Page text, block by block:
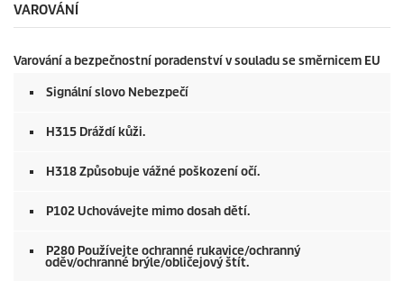
VAROVÁNÍ
Varování a bezpečnostní poradenství v souladu se směrnicem EU
Signální slovo Nebezpečí
H315 Dráždí kůži.
H318 Způsobuje vážné poškození očí.
P102 Uchovávejte mimo dosah dětí.
P280 Používejte ochranné rukavice/ochranný
oděv/ochranné brýle/obličejový štít.